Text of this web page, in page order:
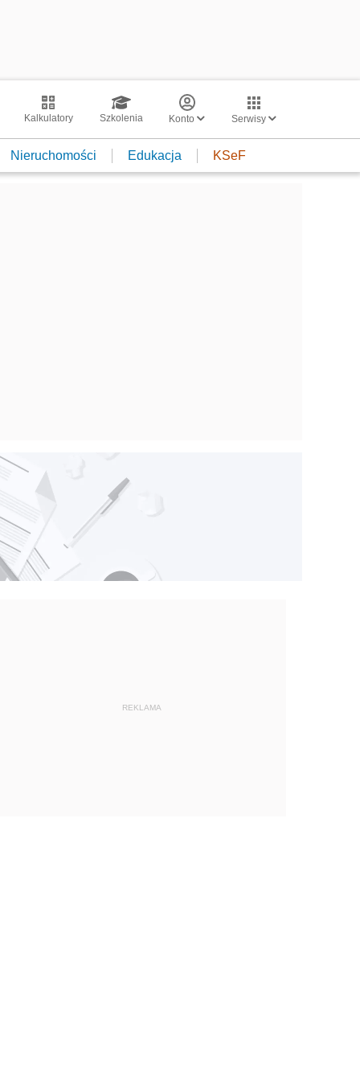
Kalkulatory Szkolenia Konto Serwisy
Nieruchomości Edukacja KSeF
REKLAMA